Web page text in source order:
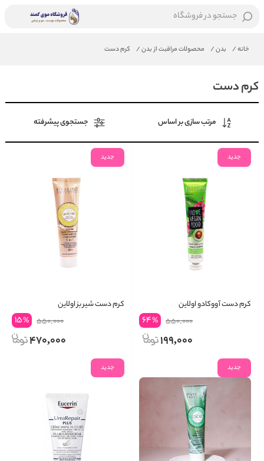
جستجو در فروشگاه
خانه/ بدن/ محصولات مراقبت از بدن/ کرم دست
کرم دست
مرتب سازی بر اساس جستجوی پیشرفته
جدید
کرم دست آووکادو اولاین
550,000
64%
199,000
جدید
کرم دست شیر بز اولاین
550,000
15%
470,000
جدید جدید